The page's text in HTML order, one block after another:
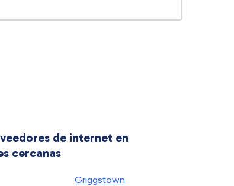
de internet en
cercanas
Griggstown